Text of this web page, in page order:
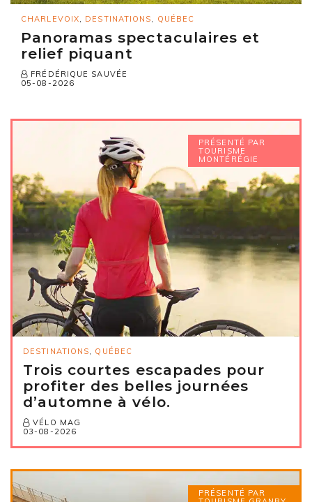
CHARLEVOIX, DESTINATIONS, QUÉBEC
Panoramas spectaculaires et
relief piquant
FRÉDÉRIQUE SAUVÉE
05-08-2026
PRÉSENTÉ PAR
TOURISME
MONTÉRÉGIE
DESTINATIONS, QUÉBEC
Trois courtes escapades pour
profiter des belles journées
d’automne à vélo.
VÉLO MAG
03-08-2026
PRÉSENTÉ PAR